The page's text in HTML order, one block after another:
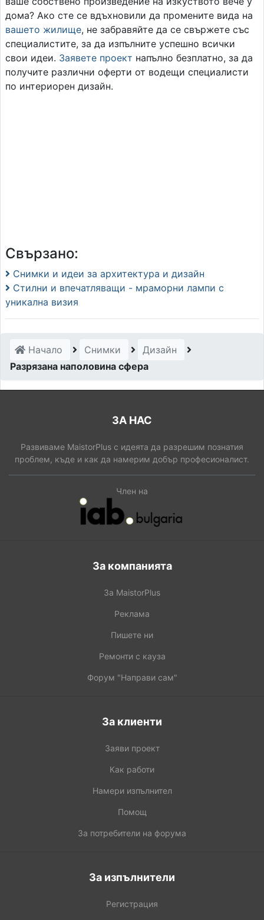
дома? Ако сте се вдъхновили да промените вида на
вашето жилище, не забравяйте да се свържете със
специалистите, за да изпълните успешно всички
свои идеи. Заявете проект напълно безплатно, за да
получите различни оферти от водещи специалисти
по интериорен дизайн.
Свързано:
Снимки и идеи за архитектура и дизайн
Стилни и впечатляващи - мраморни лампи с
уникална визия
Начало Снимки
Дизайн
Разрязана наполовина сфера
ЗА НАС
Развиваме MaistorPlus с идеята да разрешим познатия
проблем, къде и как да намерим добър професионалист.
Член на
За компанията
За MaistorPlus
Реклама
Пишете ни
Ремонти с кауза
Форум "Направи сам"
За клиенти
Заяви проект
Как работи
Намери изпълнител
Помощ
За потребители на форума
За изпълнители
Регистрация